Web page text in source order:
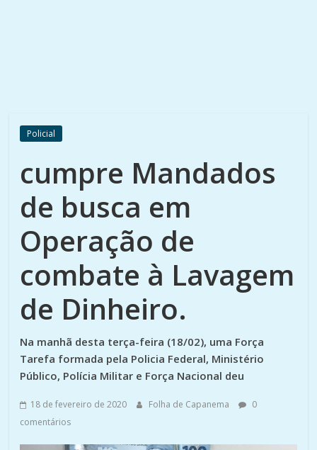
Policial
cumpre Mandados
de busca em
Operação de
combate à Lavagem
de Dinheiro.
Na manhã desta terça-feira (18/02), uma Força
Tarefa formada pela Policia Federal, Ministério
Público, Polícia Militar e Força Nacional deu
18 de fevereiro de 2020 Folha de Capanema
0
comentários